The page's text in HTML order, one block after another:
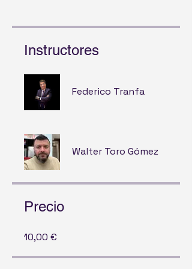
Instructores
Federico Tranfa
Walter Toro Gómez
Precio
10,00 €